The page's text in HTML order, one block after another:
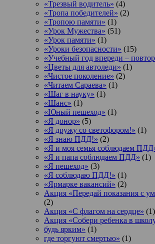
«Трезвый водитель» (4)
«Тропа победителей» (2)
«Тропою памяти» (1)
«Урок Мужества» (51)
«Урок памяти» (1)
«Уроки безопасности» (15)
«Учебный год впереди –
«Цветы для автоледи» (1)
«Чистое поколение» (2)
«Читаем Сараева» (1)
«Шаг в науку» (1)
«Шанс» (1)
«Юный пешеход» (1)
«Я донор» (5)
«Я дружу со светофором!» (1)
«Я знаю ПДД!» (2)
«Я и моя семья соблюдаем
«Я и папа соблюдаем ПДД» (1)
«Я пешеход» (3)
«Я соблюдаю ПДД!» (1)
«Ярмарке вакансий» (2)
Акция «Передай показания с
(2)
Акция «С флагом на сердце» (1)
Акция «Собери ребенка в
будь ярким» (1)
где торгуют смертью» (1)